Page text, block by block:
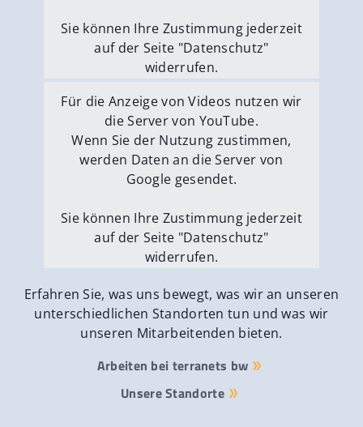
Sie können Ihre Zustimmung jederzeit
auf der Seite "Datenschutz"
widerrufen.
Externe Medien erlauben
Für die Anzeige von Videos nutzen wir
die Server von YouTube.
Wenn Sie der Nutzung zustimmen,
werden Daten an die Server von
Google gesendet.
Sie können Ihre Zustimmung jederzeit
auf der Seite "Datenschutz"
widerrufen.
Externe Medien erlauben
Erfahren Sie, was uns bewegt, was wir an unseren
unterschiedlichen Standorten tun und was wir
unseren Mitarbeitenden bieten.
Arbeiten bei terranets bw
Unsere Standorte